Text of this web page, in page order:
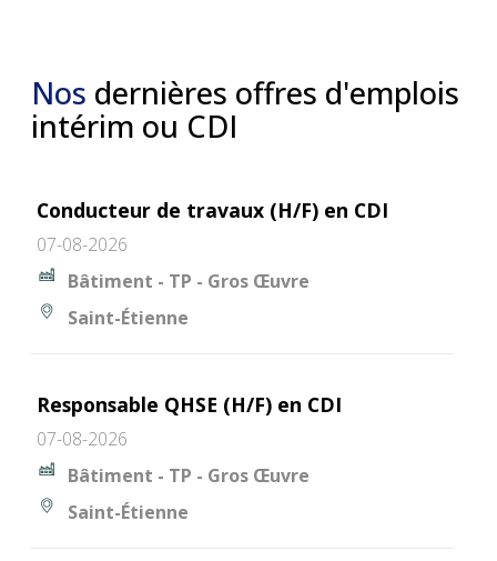
Nos dernières offres d'emplois
intérim ou CDI
Conducteur de travaux (H/F) en CDI
07-08-2026
Bâtiment - TP - Gros Œuvre
Saint-Étienne
Responsable QHSE (H/F) en CDI
07-08-2026
Bâtiment - TP - Gros Œuvre
Saint-Étienne